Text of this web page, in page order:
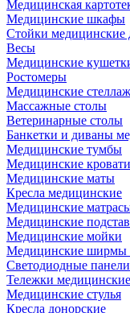
Медицинская
Медицинские шкафы
Стойки медицинские
Весы
Медицинские
Ростомеры
Медицинские
Массажные столы
Ветеринарные столы
Банкетки и диваны
Медицинские тумбы
Медицинские кровати
Медицинские маты
Кресла медицинские
Медицинские
Медицинские
Медицинские мойки
Медицинские ширмы
Светодиодные панели
Тележки
Медицинские стулья
Кресла донорские